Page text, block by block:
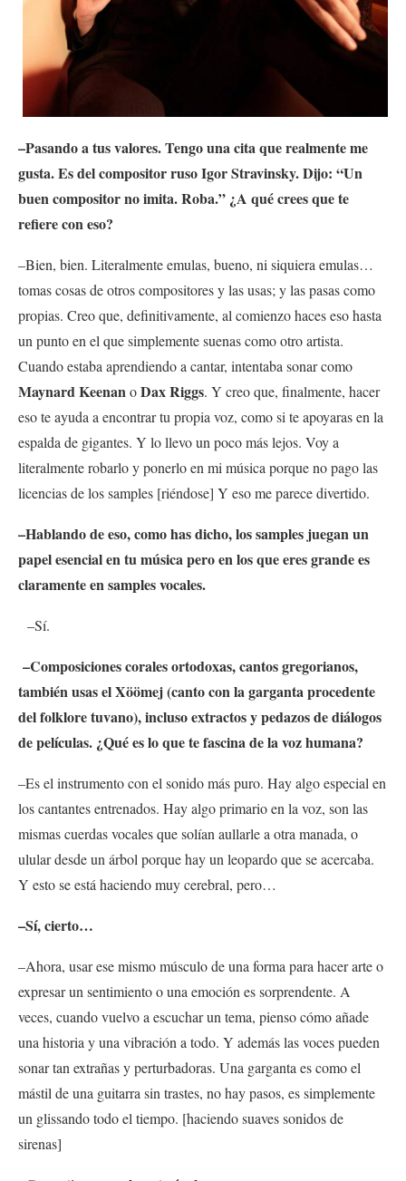
–Pasando a tus valores. Tengo una cita que realmente me
gusta. Es del compositor ruso Igor Stravinsky. Dijo: “Un
buen compositor no imita. Roba.” ¿A qué crees que te
refiere con eso?
–Bien, bien. Literalmente emulas, bueno, ni siquiera emulas…
tomas cosas de otros compositores y las usas; y las pasas como
propias. Creo que, definitivamente, al comienzo haces eso hasta
un punto en el que simplemente suenas como otro artista.
Cuando estaba aprendiendo a cantar, intentaba sonar como
Maynard KeenanoDax Riggs. Y creo que, finalmente, hacer
eso te ayuda a encontrar tu propia voz, como si te apoyaras en la
espalda de gigantes. Y lo llevo un poco más lejos. Voy a
literalmente robarlo y ponerlo en mi música porque no pago las
licencias de los samples [riéndose] Y eso me parece divertido.
–Hablando de eso, como has dicho, los samples juegan un
papel esencial en tu música pero en los que eres grande es
claramente en samples vocales.
–Sí.
–Composiciones corales ortodoxas, cantos gregorianos,
también usas el Xöömej (canto con la garganta procedente
del folklore tuvano), incluso extractos y pedazos de diálogos
de películas. ¿Qué es lo que te fascina de la voz humana?
–Es el instrumento con el sonido más puro. Hay algo especial en
los cantantes entrenados. Hay algo primario en la voz, son las
mismas cuerdas vocales que solían aullarle a otra manada, o
ulular desde un árbol porque hay un leopardo que se acercaba.
Y esto se está haciendo muy cerebral, pero…
–Sí, cierto…
–Ahora, usar ese mismo músculo de una forma para hacer arte o
expresar un sentimiento o una emoción es sorprendente. A
veces, cuando vuelvo a escuchar un tema, pienso cómo añade
una historia y una vibración a todo. Y además las voces pueden
sonar tan extrañas y perturbadoras. Una garganta es como el
mástil de una guitarra sin trastes, no hay pasos, es simplemente
un glissando todo el tiempo. [haciendo suaves sonidos de
sirenas]